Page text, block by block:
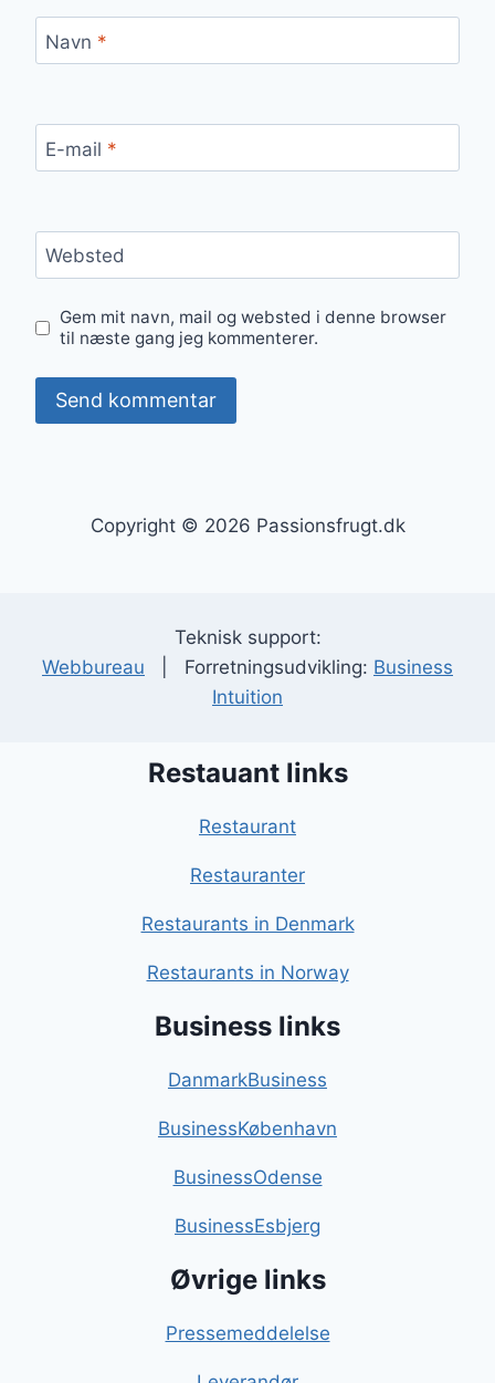
Navn *
E-mail *
Websted
Gem mit navn, mail og websted i denne browser
til næste gang jeg kommenterer.
Copyright © 2026 Passionsfrugt.dk
Teknisk support:
Webbureau | Forretningsudvikling: Business
Intuition
Restauant links
Restaurant
Restauranter
Restaurants in Denmark
Restaurants in Norway
Business links
DanmarkBusiness
BusinessKøbenhavn
BusinessOdense
BusinessEsbjerg
Øvrige links
Pressemeddelelse